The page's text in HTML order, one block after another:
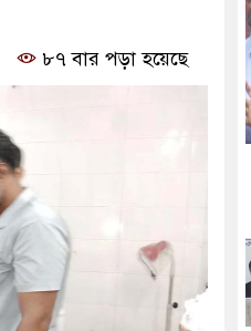
৮৭ বার পড়া হয়েছে